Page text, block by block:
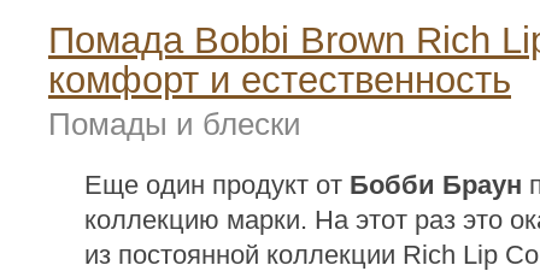
Помада Bobbi Brown Rich
комфорт и естественность
Помады и блески
Еще один продукт от Бобби Браун
коллекцию марки. На этот раз это
из постоянной коллекции Rich Lip